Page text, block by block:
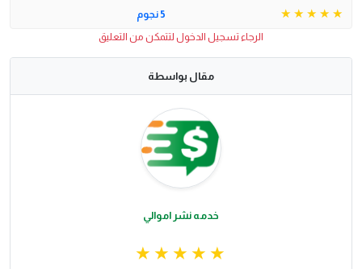
5 نجوم
الرجاء تسجيل الدخول لتتمكن من التعليق
مقال بواسطة
خدمه نشر اموالي